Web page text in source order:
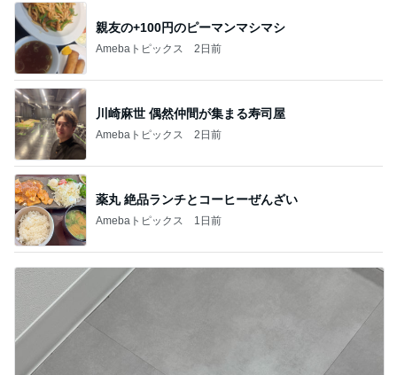
親友の+100円のピーマンマシマシ
Amebaトピックス 2日前
川崎麻世 偶然仲間が集まる寿司屋
Amebaトピックス 2日前
薬丸 絶品ランチとコーヒーぜんざい
Amebaトピックス 1日前